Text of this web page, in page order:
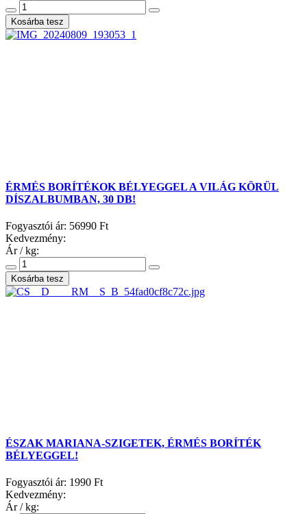
ÉRMÉS BORÍTÉKOK BÉLYEGGEL A VILÁG KÖRÜL
DÍSZALBUMBAN, 30 DB!
Fogyasztói ár: 56990 Ft
Kedvezmény:
Ár / kg:
ÉSZAK MARIANA-SZIGETEK, ÉRMÉS BORÍTÉK
BÉLYEGGEL!
Fogyasztói ár: 1990 Ft
Kedvezmény:
Ár / kg: